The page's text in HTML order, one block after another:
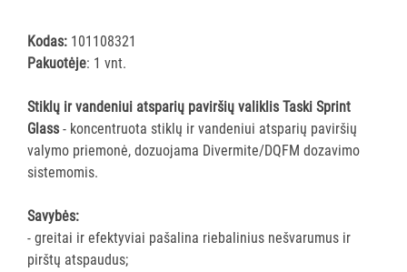
skysčiai
valikliai
Langų
skystis
Įvairios
gaivikliai
Kodas: 101108321
Pakuotėje: 1 vnt.
Stiklų ir vandeniui atsparių paviršių valiklis Taski Sprint
Glass - koncentruota stiklų ir vandeniui atsparių paviršių
valymo priemonė, dozuojama Divermite/DQFM dozavimo
sistemomis.
Savybės:
- greitai ir efektyviai pašalina riebalinius nešvarumus ir
pirštų atspaudus;